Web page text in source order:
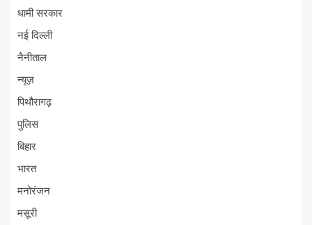
धामी सरकार
नई दिल्ली
नैनीताल
न्यूज़
पिथौरागढ़
पुलिस
बिहार
भारत
मनोरंजन
मसूरी